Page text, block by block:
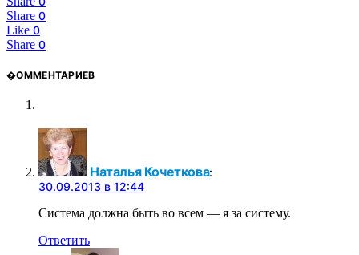
Share 0
Like 0
Share 0
�ОММЕНТАРИЕВ
Наталья Кочеткова:
30.09.2013 в 12:44
Система должна быть во всем — я за систему.
Ответить